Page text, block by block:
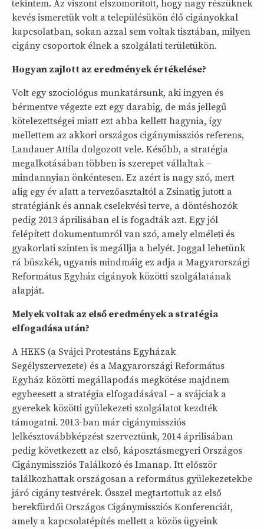
tekintem. Az viszont elszomorított, hogy nagy részüknek
kevés ismeretük volt a településükön élő cigányokkal
kapcsolatban, sokan azzal sem voltak tisztában, milyen
cigány csoportok élnek a szolgálati területükön.
Hogyan zajlott az eredmények értékelése?
Volt egy szociológus munkatársunk, aki ingyen és
bérmentve végezte ezt egy darabig, de más jellegű
kötelezettségei miatt ezt abba kellett hagynia, így
mellettem az akkori országos cigánymissziós referens,
Landauer Attila dolgozott vele. Később, a stratégia
megalkotásában többen is szerepet vállaltak –
mindannyian önkéntesen. Ez azért is nagy szó, mert
alig egy év alatt a tervezőasztaltól a Zsinatig jutott a
stratégiánk és annak cselekvési terve, a döntéshozók
pedig 2013 áprilisában el is fogadták azt. Egy jól
felépített dokumentumról van szó, amely elméleti és
gyakorlati szinten is megállja a helyét. Joggal lehetünk
rá büszkék, ugyanis mindmáig ez adja a Magyarországi
Református Egyház cigányok közötti szolgálatának
alapját.
Melyek voltak az első eredmények a stratégia
elfogadása után?
A HEKS (a Svájci Protestáns Egyházak
Segélyszervezete) és a Magyarországi Református
Egyház közötti megállapodás megkötése majdnem
egybeesett a stratégia elfogadásával – a svájciak a
gyerekek közötti gyülekezeti szolgálatot kezdték
támogatni. 2013-ban már cigánymissziós
lelkésztovábbképzést szerveztünk, 2014 áprilisában
pedig következett az első, káposztásmegyeri Országos
Cigánymissziós Találkozó és Imanap. Itt először
találkozhattak országosan a református gyülekezetekbe
járó cigány testvérek. Ősszel megtartottuk az első
berekfürdői Országos Cigánymissziós Konferenciát,
amely a kapcsolatépítés mellett a közös ügyeink